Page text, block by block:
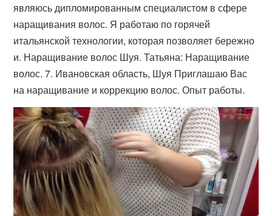
являюсь дипломированным специалистом в сфере
наращивания волос. Я работаю по горячей
итальянской технологии, которая позволяет бережно
и. Наращивание волос Шуя. Татьяна: Наращивание
волос. 7. Ивановская область, Шуя Приглашаю Вас
на наращивание и коррекцию волос. Опыт работы.